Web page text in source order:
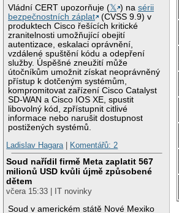
Vládní CERT upozorňuje (𝕏 ) nasérii
bezpečnostních záplat
(CVSS 9.9) v
produktech Cisco řešících kritické
zranitelnosti umožňující obejití
autentizace, eskalaci oprávnění,
vzdálené spuštění kódu a odepření
služby. Úspěšné zneužití může
útočníkům umožnit získat neoprávněný
přístup k dotčeným systémům,
kompromitovat zařízení Cisco Catalyst
SD-WAN a Cisco IOS XE, spustit
libovolný kód, zpřístupnit citlivé
informace nebo narušit dostupnost
postižených systémů.
Ladislav Hagara| Komentářů: 2
Soud nařídil firmě Meta zaplatit 567
milionů USD kvůli újmě způsobené
dětem
včera 15:33 | IT novinky
Soud v americkém státě Nové Mexiko